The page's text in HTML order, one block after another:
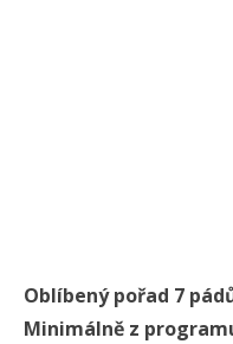
Oblíbený pořad 7
Minimálně z